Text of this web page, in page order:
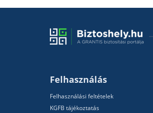
Felhasználás
Felhasználási feltételek
KGFB tájékoztatás